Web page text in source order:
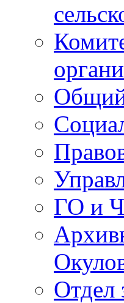
ГО и
Отдел